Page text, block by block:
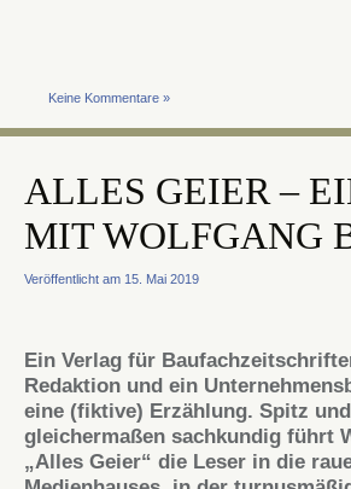
Keine Kommentare »
ALLES GEIER –
MIT WOLFGANG
Veröffentlicht am 15. Mai 2019
Ein Verlag für
Redaktion und ein
eine (fiktive) Erzählung. Spitz
gleichermaßen sachkundig führt
„Alles Geier“ die Leser in die